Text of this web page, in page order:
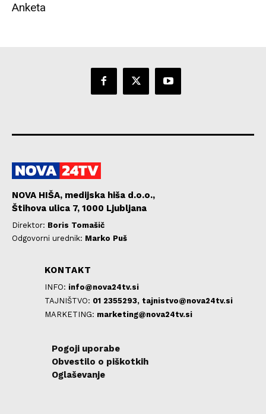
Anketa
NOVA HIŠA, medijska hiša d.o.o.,
Štihova ulica 7, 1000 Ljubljana
Direktor: Boris Tomašič
Odgovorni urednik: Marko Puš
KONTAKT
INFO: info@nova24tv.si
TAJNIŠTVO: 01 2355293, tajnistvo@nova24tv.si
MARKETING: marketing@nova24tv.si
Pogoji uporabe
Obvestilo o piškotkih
Oglaševanje